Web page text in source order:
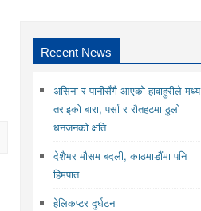
Recent News
असिना र पानीसँगै आएको हावाहुरीले मध्य
तराइको बारा, पर्सा र रौतहटमा ठुलो
धनजनको क्षति
देशैभर मौसम बदली, काठमाडौंमा पनि
हिमपात
हेलिकप्टर दुर्घटना